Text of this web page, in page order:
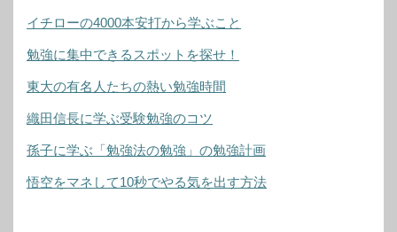
イチローの4000本安打から学ぶこと
勉強に集中できるスポットを探せ！
東大の有名人たちの熱い勉強時間
織田信長に学ぶ受験勉強のコツ
孫子に学ぶ「勉強法の勉強」の勉強計画
悟空をマネして10秒でやる気を出す方法